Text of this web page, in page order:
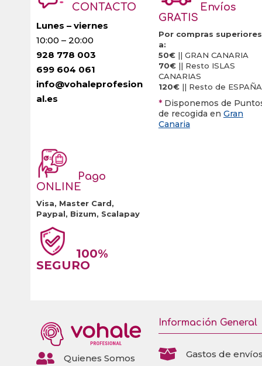
CONTACTO
Lunes – viernes
10:00 – 20:00
928 778 003
699 604 061
info@vohaleprofesion
al.es
Envíos
GRATIS
Por compras superiores
a:
50€|| GRAN CANARIA
70€|| Resto ISLAS
CANARIAS
120€|| Resto de ESPAÑA
* Disponemos de
de recogida en Gran
Canaria
Pago
ONLINE
Visa, Master Card,
Paypal, Bizum, Scalapay
100%
SEGURO
 Quienes Somos
Información General
 Gastos de